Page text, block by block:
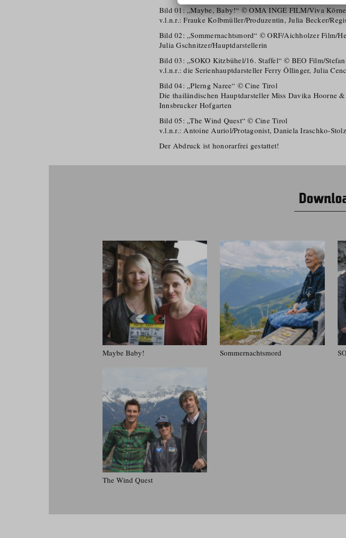
Bild 01: „Maybe, Baby!“ © OMA INGE FILM/​Viva
v.l.n.r.: Frauke Kolbmüller/​Produzentin, Julia Becker/​
Bild 02: „Sommernachtsmord“ © ORF/​Aichholzer Film/​
Julia Gschnitzer/​Hauptdar­stellerin
Bild 03: „SOKO Kitzbühel/​16. Staffel“ © BEO Film/​
v.l.n.r.: die Serienhaupt­darsteller Ferry Öllinger, Julia
Bild 04: „Plerng Naree“ © Cine Tirol
Die thailändischen Hauptdarsteller Miss Davika Hoorne
Innsbrucker Hofgarten
Bild 05: „The Wind Quest“ © Cine Tirol
v.l.n.r.: Antoine Auriol/​Protagonist, Daniela Iraschko-
Der Abdruck ist honorarfrei gestattet!
Maybe Baby! Sommernachtsmord
The Wind Quest